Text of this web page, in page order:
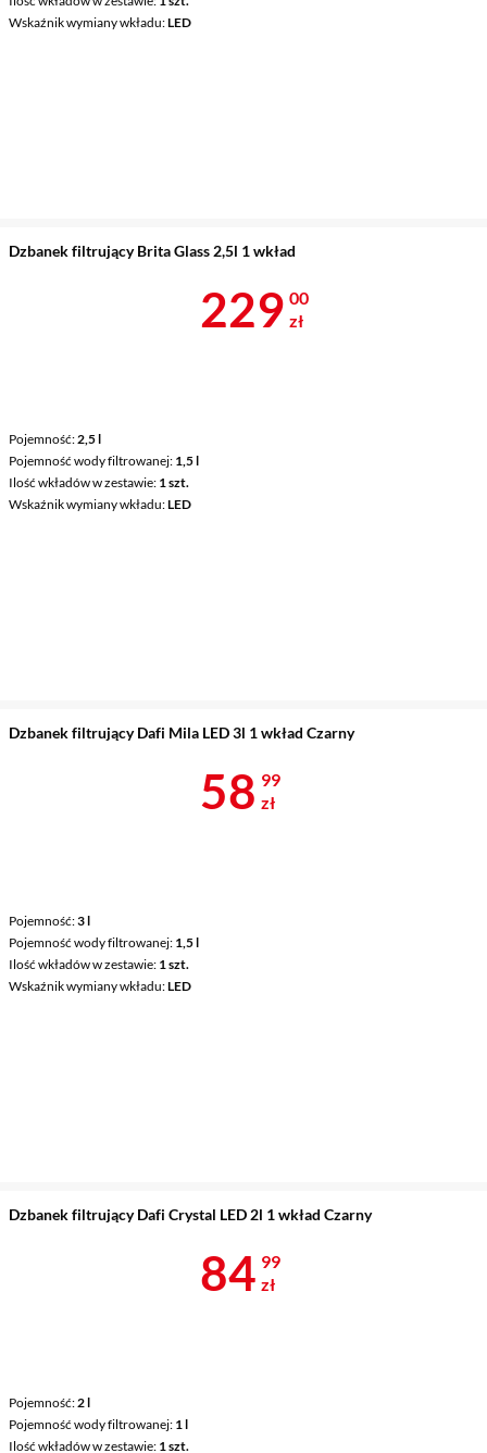
Wskaźnik wymiany wkładu LED
Dzbanek filtrujący Brita Glass 2,5l 1 wkład
Pojemność 2,5 l
Pojemność wody filtrowanej 1,5 l
Ilość wkładów w zestawie 1 szt.
Wskaźnik wymiany wkładu LED
Cena 229 zł
229 00
zł
Dzbanek filtrujący Dafi Mila LED 3l 1 wkład Czarny
Pojemność 3 l
Pojemność wody filtrowanej 1,5 l
Ilość wkładów w zestawie 1 szt.
Wskaźnik wymiany wkładu LED
Cena 58,99
58 99
zł
Dzbanek filtrujący Dafi Crystal LED 2l 1 wkład Czarny
Pojemność 2 l
Pojemność wody filtrowanej 1 l
Ilość wkładów w zestawie 1 szt.
Cena 84,99
84 99
zł